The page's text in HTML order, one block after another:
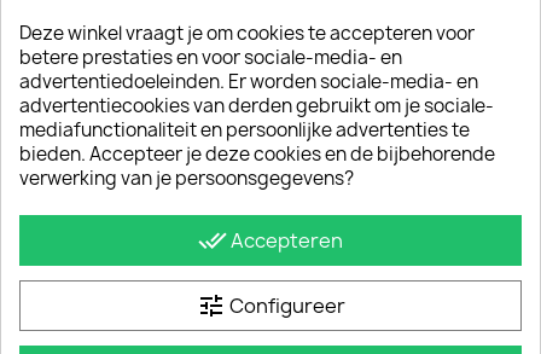
Omschrijving Productdetails
Inbraakwerende platen bieden optimale
bescherming tegen diefstal: toegang tot de
laadruimte wordt bemoeilijkt. Daarnaast monteer
je de ruitrasters op de Renault Trafic ook ter
lading. Raambeveiligingsplaten zijn eenvoudig te
monteren met bijgeleverde popnagels.
JE BENT MISSCHIEN OOK GEÏNTERESSEERD IN
Deze winkel vraagt je om cookies te accepteren voor
betere prestaties en voor sociale-media- en
advertentiedoeleinden. Er worden sociale-media- en
advertentiecookies van derden gebruikt om je sociale-
mediafunctionaliteit en persoonlijke advertenties te
bieden. Accepteer je deze cookies en de bijbehorende
verwerking van je persoonsgegevens?
done_allAccepteren
tune Configureer